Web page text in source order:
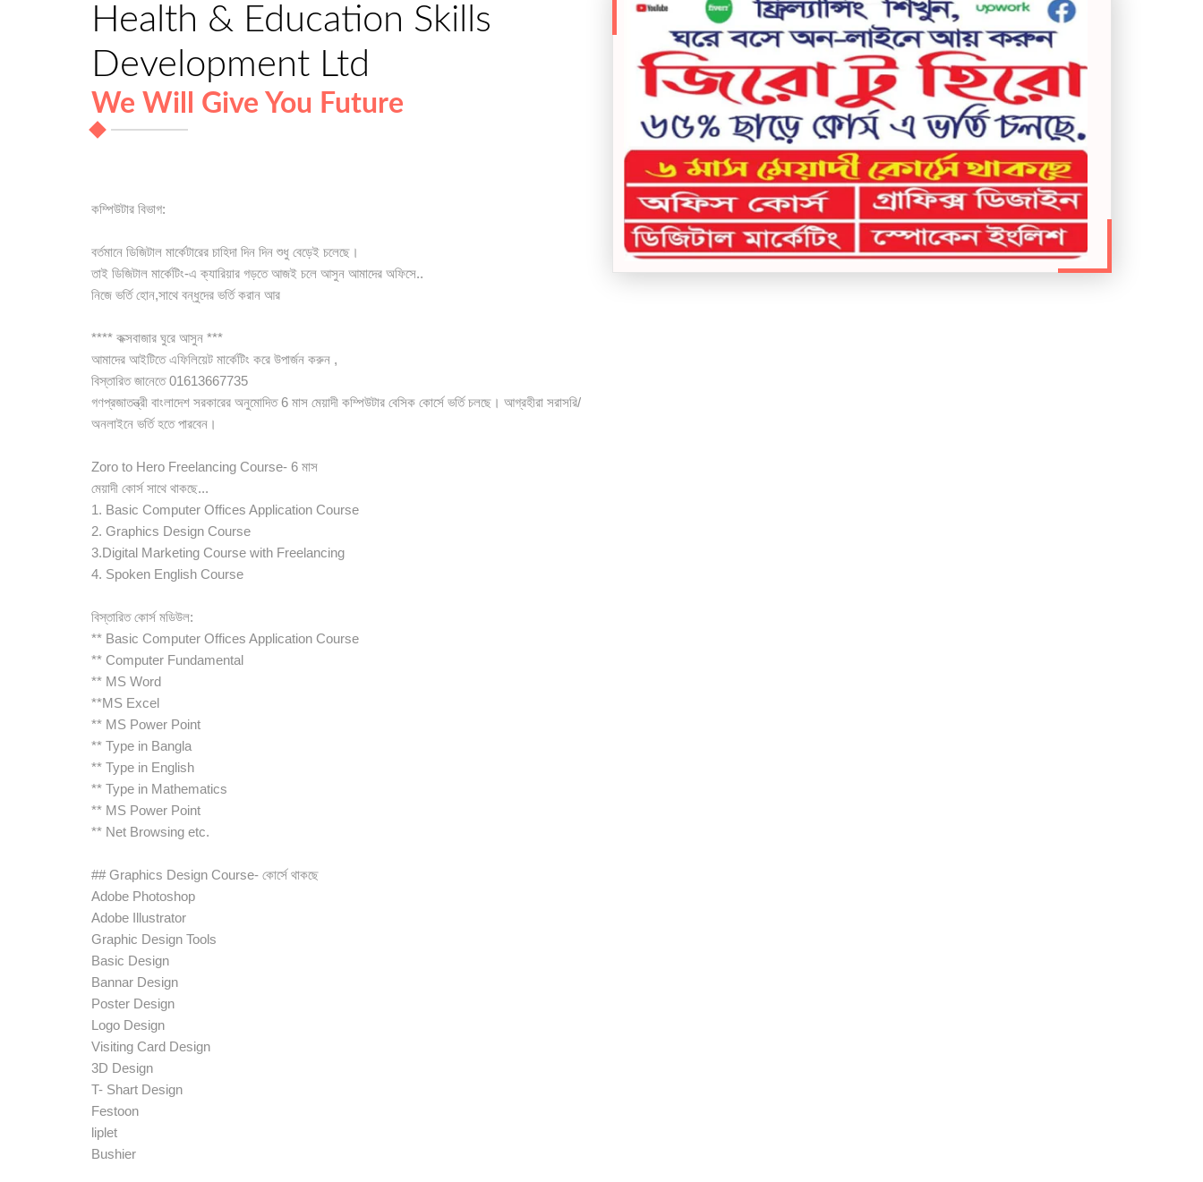
Health & Education Skills
Development Ltd
We Will Give You Future
কম্পিউটার বিভাগ:
বর্তমানে ডিজিটাল মার্কেটারের চাহিদা দিন দিন শুধু বেড়েই চলেছে।
তাই ডিজিটাল মার্কেটিং-এ ক্যারিয়ার গড়তে আজই চলে আসুন আমাদের অফিসে..
নিজে ভর্তি হোন,সাথে বন্ধুদের ভর্তি করান আর
**** কক্সবাজার ঘুরে আসুন ***
আমাদের আইটিতে এফিলিয়েট মার্কেটিং করে উপার্জন করুন ,
বিস্তারিত জানেতে 01613667735
গণপ্রজাতন্ত্রী বাংলাদেশ সরকারের অনুমোদিত 6 মাস মেয়াদী কম্পিউটার বেসিক কোর্সে ভর্তি চলছে। আগ্রহীরা সরাসরি/
অনলাইনে ভর্তি হতে পারবেন।
Zoro to Hero Freelancing Course- 6 মাস
মেয়াদী কোর্স সাথে থাকছে...
1. Basic Computer Offices Application Course
2. Graphics Design Course
3.Digital Marketing Course with Freelancing
4. Spoken English Course
বিস্তারিত কোর্স মডিউল:
** Basic Computer Offices Application Course
** Computer Fundamental
** MS Word
**MS Excel
** MS Power Point
** Type in Bangla
** Type in English
** Type in Mathematics
** MS Power Point
** Net Browsing etc.
## Graphics Design Course- কোর্সে থাকছে
Adobe Photoshop
Adobe Illustrator
Graphic Design Tools
Basic Design
Bannar Design
Poster Design
Logo Design
Visiting Card Design
3D Design
T- Shart Design
Festoon
liplet
Bushier